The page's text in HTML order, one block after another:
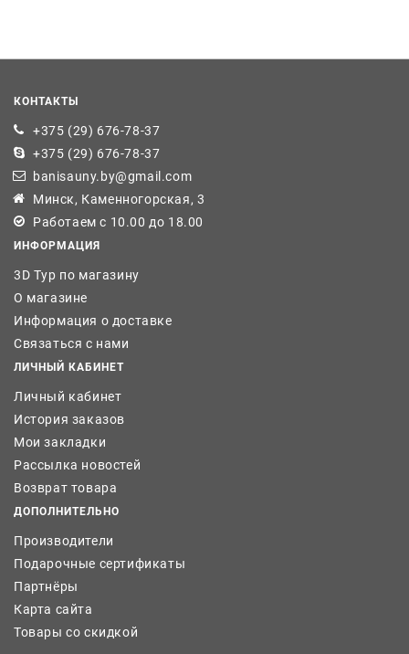
КОНТАКТЫ
+375 (29) 676-78-37
+375 (29) 676-78-37
banisauny.by@gmail.com
Минск, Каменногорская, 3
Работаем с 10.00 до 18.00
ИНФОРМАЦИЯ
3D Тур по магазину
О магазине
Информация о доставке
Связаться с нами
ЛИЧНЫЙ КАБИНЕТ
Личный кабинет
История заказов
Мои закладки
Рассылка новостей
Возврат товара
ДОПОЛНИТЕЛЬНО
Производители
Подарочные сертификаты
Партнёры
Карта сайта
Товары со скидкой